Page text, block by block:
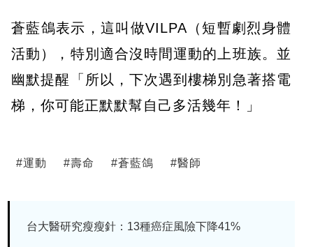
蒼藍鴿表示，這叫做VILPA（短暫劇烈身體
活動），特別適合沒時間運動的上班族。並
幽默提醒「所以，下次遇到樓梯別急著搭電
梯，你可能正默默幫自己多活幾年！」
#運動 #壽命 #蒼藍鴿 #醫師
台大醫研究瘦瘦針：13種癌症風險下降41%